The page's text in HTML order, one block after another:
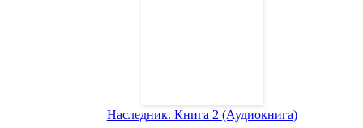
Наследник. Книга 2 (Аудиокнига)